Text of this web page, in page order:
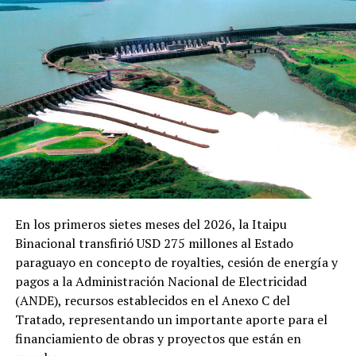
la firme promesa de que vamos a recibir ese segundo
lote, no hay que preocuparse», aseguró.
Más volúmenes de vacunas para el mes
Asimismo informó del compromiso del Fondo Ruso de
Inversiones Directa de enviar volúmenes más
importantes de biológicos durante el transcurso del mes
de junio.
Respecto a las vacunas de Pfizer, el secretario de Estado
comentó acerca de la posibilidad de recibir las dosis
durante este mes al igual que las de Sputnik V.
«Estamos en constante contacto con las
multinacionales. He firmando más de 120 cartas de
intención, ni una de ellas fueron funcionaron solamente
aquellas que hemos contactado directamente a través
de las multinacionales, vamos a seguir intentando y si es
En los primeros sietes meses del 2026, la Itaipu
Binacional transfirió USD 275 millones al Estado
paraguayo en concepto de royalties, cesión de energía y
pagos a la Administración Nacional de Electricidad
(ANDE), recursos establecidos en el Anexo C del
Tratado, representando un importante aporte para el
financiamiento de obras y proyectos que están en